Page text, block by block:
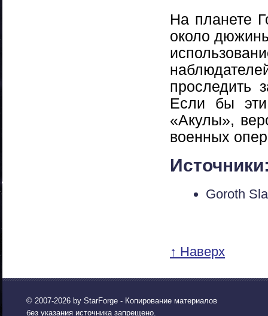
На планете
около
проследить
Если бы
«Акулы»,
военных
Goroth
↑ Наверх
© 2007-2026 by StarForge - Копирование материалов
без указания источника запрещено.